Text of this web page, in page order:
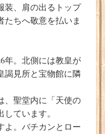
装、肩の出るトップ
たちへ敬意を払いま
年。北側には教皇が
謁見所と宝物館に隣
、聖堂内に「天使の
ています。
よ。バチカンとロー